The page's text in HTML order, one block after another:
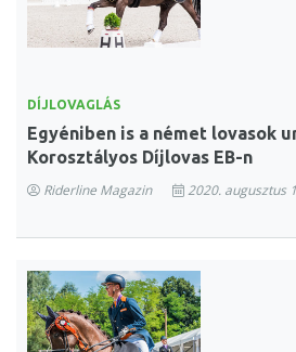
DÍJLOVAGLÁS
Egyéniben is a német lovasok
Korosztályos Díjlovas EB-n
Riderline Magazin 2020. augusztus